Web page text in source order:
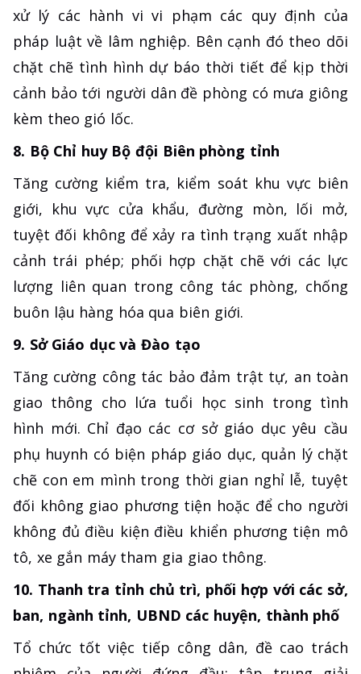
xử lý các hành vi vi phạm các quy định của
pháp luật về lâm nghiệp. Bên cạnh đó theo dõi
chặt chẽ tình hình dự báo thời tiết để kịp thời
cảnh bảo tới người dân đề phòng có mưa giông
kèm theo gió lốc.
8. Bộ Chỉ huy Bộ đội Biên phòng tỉnh
Tăng cường kiểm tra, kiểm soát khu vực biên
giới, khu vực cửa khẩu, đường mòn, lối mở,
tuyệt đối không để xảy ra tình trạng xuất nhập
cảnh trái phép; phối hợp chặt chẽ với các lực
lượng liên quan trong công tác phòng, chống
buôn lậu hàng hóa qua biên giới.
9. Sở Giáo dục và Đào tạo
Tăng cường công tác bảo đảm trật tự, an toàn
giao thông cho lứa tuổi học sinh trong tình
hình mới. Chỉ đạo các cơ sở giáo dục yêu cầu
phụ huynh có biện pháp giáo dục, quản lý chặt
chẽ con em mình trong thời gian nghỉ lễ, tuyệt
đối không giao phương tiện hoặc để cho người
không đủ điều kiện điều khiển phương tiện mô
tô, xe gắn máy tham gia giao thông.
10. Thanh tra tỉnh chủ trì, phối hợp với các sở,
ban, ngành tỉnh, UBND các huyện, thành phố
Tổ chức tốt việc tiếp công dân, đề cao trách